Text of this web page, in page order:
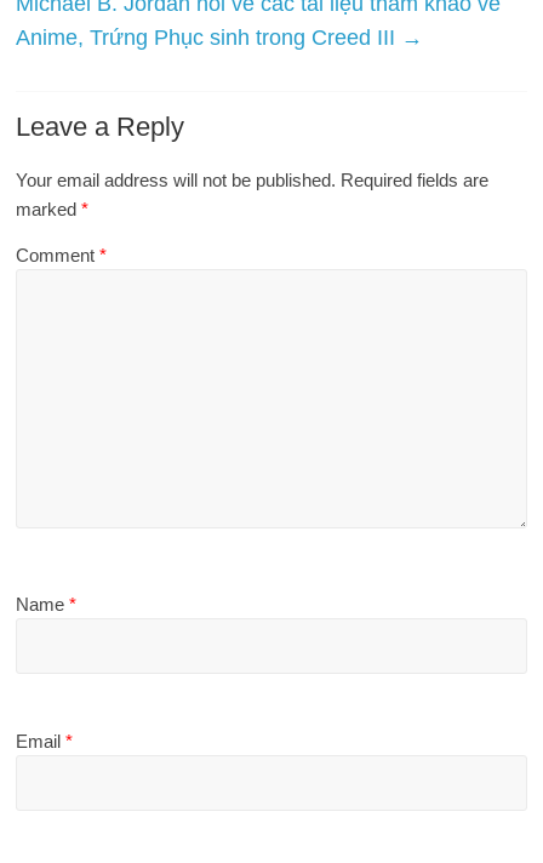
Anime, Trứng Phục sinh trong Creed III →
Leave a Reply
Your email address will not be published. Required fields are
marked*
Comment*
Name*
Email*